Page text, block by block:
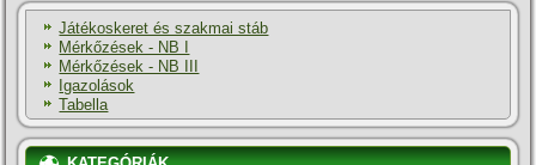
Játékoskeret és szakmai stáb
Mérkőzések - NB I
Mérkőzések - NB III
Igazolások
Tabella